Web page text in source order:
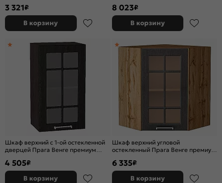
3 321₽
В корзину
920*600*318
8 023₽
В корзину
Шкаф верхний с 1-ой остекленной
дверцей Прага Венге премиум
4 505₽
В корзину
Шкаф верхний угловой
остекленный Прага Венге премиум
6 335₽
В корзину